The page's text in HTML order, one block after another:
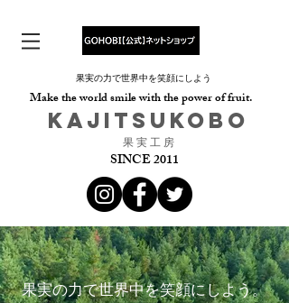
果実の力で世界中を笑顔にしよう
Make the world smile with the power of fruit.
​KAJITSUKOBO
​果 実 工 房
SINCE 2011
果実の力で世界中を笑顔にしよう。